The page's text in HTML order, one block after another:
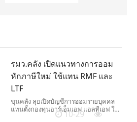
รมว.คลัง เปิดแนวทางการออม
หักภาษีใหม่ ใช้แทน RMF และ
LTF
ขุนคลัง ลุยเปิดบัญชีการออมรายบุคคล
แทนตั้งกองทุนอาร์เอ็มเอฟ แอลทีเอฟ ใช้
ลดหย่อนภาษี เพิ่มทางเลือกลงทุน
10-29